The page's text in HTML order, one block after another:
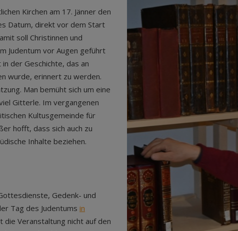
Kirchen am 17. Jänner den
Datum, direkt vor dem Start
soll Christinnen und
Judentum vor Augen geführt
der Geschichte, das an
wurde, erinnert zu werden.
Man bemüht sich um eine
Gitterle. Im vergangenen
Kultusgemeinde für
hofft, dass sich auch zu
Inhalte beziehen.
Gedenk- und
Tag des Judentums in
die Veranstaltung nicht auf den